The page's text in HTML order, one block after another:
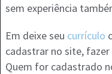
sem experiência
Em deixe seu currículo
cadastrar no site,
Quem for cadastrado